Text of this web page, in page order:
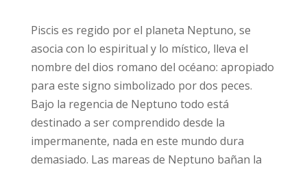
Piscis es regido por el planeta Neptuno, se
asocia con lo espiritual y lo místico, lleva el
nombre del dios romano del océano: apropiado
para este signo simbolizado por dos peces.
Bajo la regencia de Neptuno todo está
destinado a ser comprendido desde la
impermanente, nada en este mundo dura
demasiado. Las mareas de Neptuno bañan la